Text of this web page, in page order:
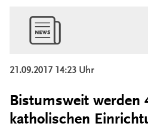
21.09.2017 14:23 Uhr
Bistumsweit werden
katholischen